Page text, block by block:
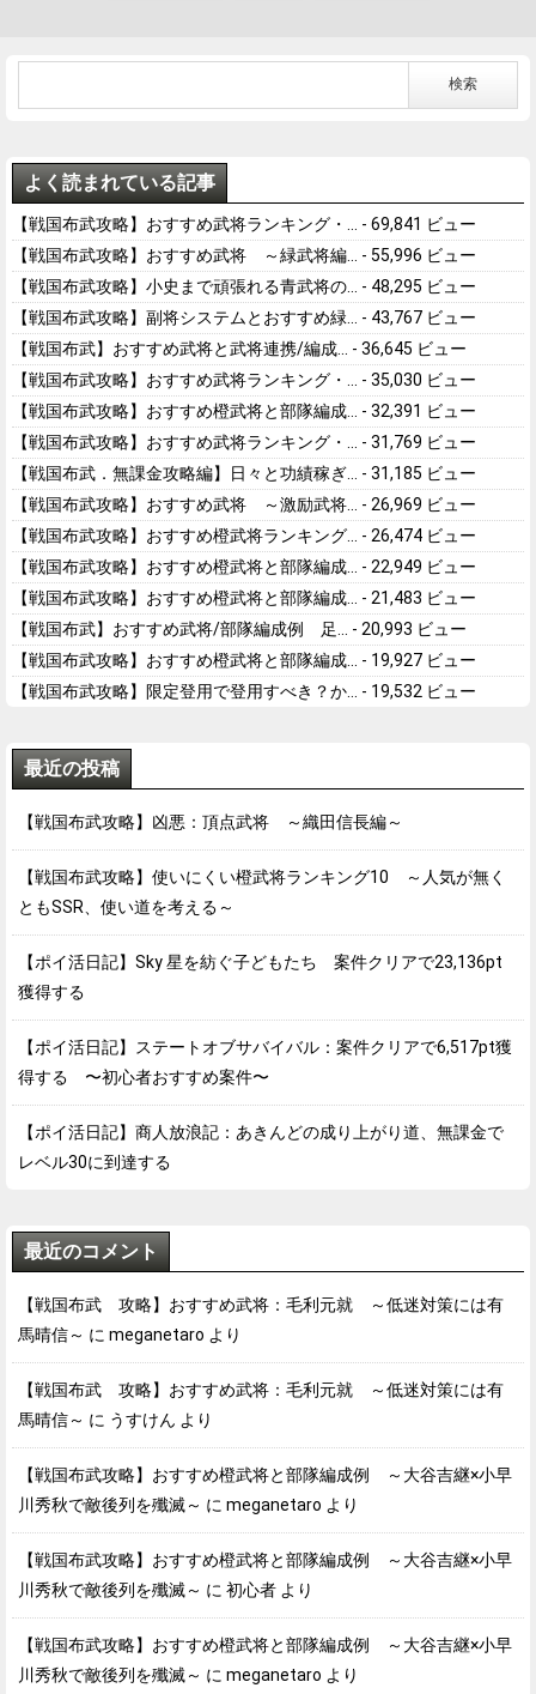
よく読まれている記事
【戦国布武攻略】おすすめ武将ランキング・...
- 69,841 ビュー
【戦国布武攻略】おすすめ武将 ～緑武将編...
- 55,996 ビュー
【戦国布武攻略】小史まで頑張れる青武将の...
- 48,295 ビュー
【戦国布武攻略】副将システムとおすすめ緑...
- 43,767 ビュー
【戦国布武】おすすめ武将と武将連携/編成...
- 36,645 ビュー
【戦国布武攻略】おすすめ武将ランキング・...
- 35,030 ビュー
【戦国布武攻略】おすすめ橙武将と部隊編成...
- 32,391 ビュー
【戦国布武攻略】おすすめ武将ランキング・...
- 31,769 ビュー
【戦国布武．無課金攻略編】日々と功績稼ぎ...
- 31,185 ビュー
【戦国布武攻略】おすすめ武将 ～激励武将...
- 26,969 ビュー
【戦国布武攻略】おすすめ橙武将ランキング...
- 26,474 ビュー
【戦国布武攻略】おすすめ橙武将と部隊編成...
- 22,949 ビュー
【戦国布武攻略】おすすめ橙武将と部隊編成...
- 21,483 ビュー
【戦国布武】おすすめ武将/部隊編成例 足...
- 20,993 ビュー
【戦国布武攻略】おすすめ橙武将と部隊編成...
- 19,927 ビュー
【戦国布武攻略】限定登用で登用すべき？か...
- 19,532 ビュー
最近の投稿
【戦国布武攻略】凶悪：頂点武将 ～織田信長編～
【戦国布武攻略】使いにくい橙武将ランキング10 ～人気が無く
ともSSR、使い道を考える～
【ポイ活日記】Sky 星を紡ぐ子どもたち 案件クリアで23,136pt
獲得する
【ポイ活日記】ステートオブサバイバル：案件クリアで6,517pt獲
得する 〜初心者おすすめ案件〜
【ポイ活日記】商人放浪記：あきんどの成り上がり道、無課金で
レベル30に到達する
最近のコメント
【戦国布武 攻略】おすすめ武将：毛利元就 ～低迷対策には有
馬晴信～ に meganetaro より
【戦国布武 攻略】おすすめ武将：毛利元就 ～低迷対策には有
馬晴信～ に うすけん より
【戦国布武攻略】おすすめ橙武将と部隊編成例 ～大谷吉継×小早
川秀秋で敵後列を殲滅～ に meganetaro より
【戦国布武攻略】おすすめ橙武将と部隊編成例 ～大谷吉継×小早
川秀秋で敵後列を殲滅～ に 初心者 より
【戦国布武攻略】おすすめ橙武将と部隊編成例 ～大谷吉継×小早
川秀秋で敵後列を殲滅～ に meganetaro より